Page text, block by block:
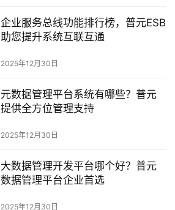
企业服务总线功能排行榜，普元ESB
助您提升系统互联互通
2025年12月30日
元数据管理平台系统有哪些？普元
提供全方位管理支持
2025年12月30日
大数据管理开发平台哪个好？普元
数据管理平台企业首选
2025年12月30日